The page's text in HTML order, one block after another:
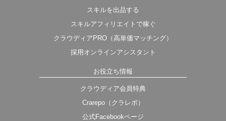
スキルを出品する
スキルアフィリエイトで稼ぐ
クラウディアPRO（高単価マッチング）
採用オンラインアシスタント
お役立ち情報
クラウディア会員特典
Crarepo（クラレポ）
公式Facebookページ